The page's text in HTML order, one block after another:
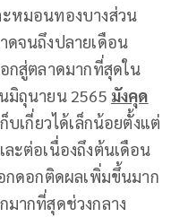
หมอนทองบางส่วน
ดจนถึงปลายเดือน
กสู่ตลาดมากที่สุดใน
มิถุนายน 2565 มังคุด
บเกี่ยวได้เล็กน้อยตั้งแต่
ะต่อเนื่องถึงต้นเดือน
กดอกติดผลเพิ่มขึ้นมาก
ากที่สุดช่วงกลาง